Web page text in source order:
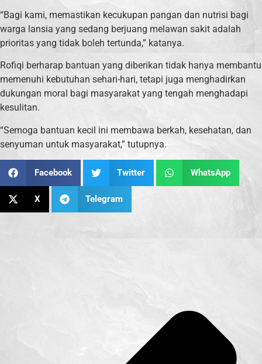
“Bagi kami, memastikan kecukupan pangan dan nutrisi bagi
warga lansia yang sedang berjuang melawan sakit adalah
prioritas yang tidak boleh tertunda,” katanya.
Rofiqi berharap bantuan yang diberikan tidak hanya membantu
memenuhi kebutuhan sehari-hari, tetapi juga menghadirkan
dukungan moral bagi masyarakat yang tengah menghadapi
kesulitan.
“Semoga bantuan kecil ini membawa berkah, kesehatan, dan
senyuman untuk masyarakat,” tutupnya.
Facebook Twitter WhatsApp
X Telegram